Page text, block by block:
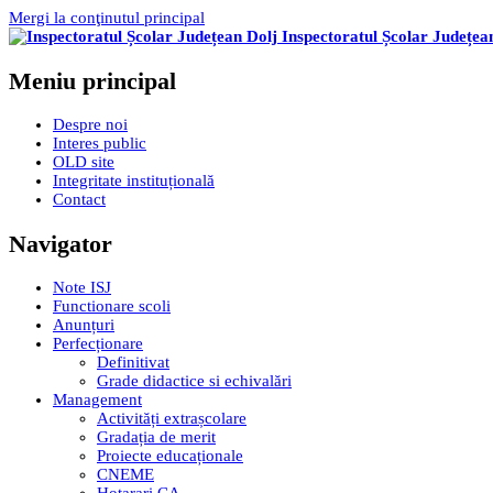
Mergi la conţinutul principal
Inspectoratul Școlar
Meniu principal
Despre noi
Interes public
OLD site
Integritate instituțională
Contact
Navigator
Note ISJ
Functionare scoli
Anunțuri
Perfecționare
Definitivat
Grade didactice si echivalări
Management
Activități extrașcolare
Gradația de merit
Proiecte educaționale
CNEME